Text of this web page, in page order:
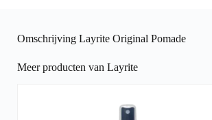
Omschrijving Layrite Original Pomade
Meer producten van Layrite